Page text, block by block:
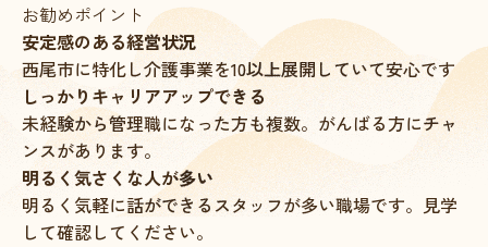
お勧めポイント
安定感のある経営状況
西尾市に特化し介護事業を10以上展開していて安心です
しっかりキャリアアップできる
未経験から管理職になった方も複数。がんばる方にチャ
ンスがあります。
明るく気さくな人が多い
明るく気軽に話ができるスタッフが多い職場です。見学
して確認してください。